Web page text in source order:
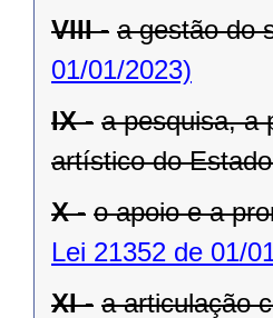
VIII - a gestão do
01/01/2023)
IX - a pesquisa, a
artístico do
X - o apoio e a
Lei 21352 de 01/
XI - a articulação